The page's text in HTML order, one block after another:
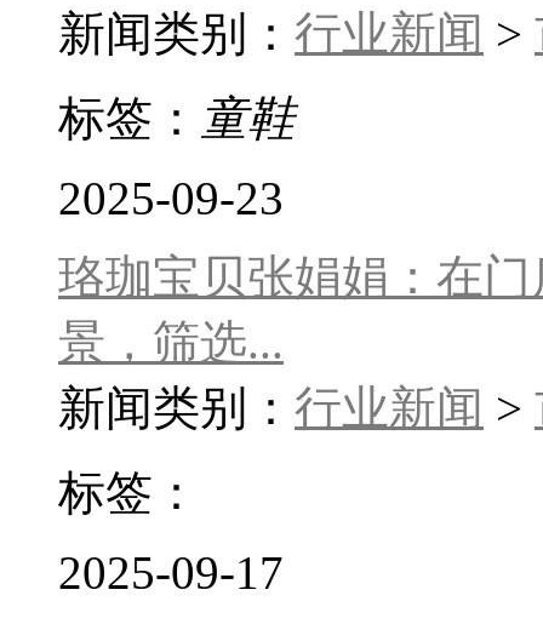
新闻类别： 行业新闻 >
标签： 童鞋
2025-09-23
珞珈宝贝张娟娟：在
景，筛选...
新闻类别： 行业新闻 >
标签：
2025-09-17